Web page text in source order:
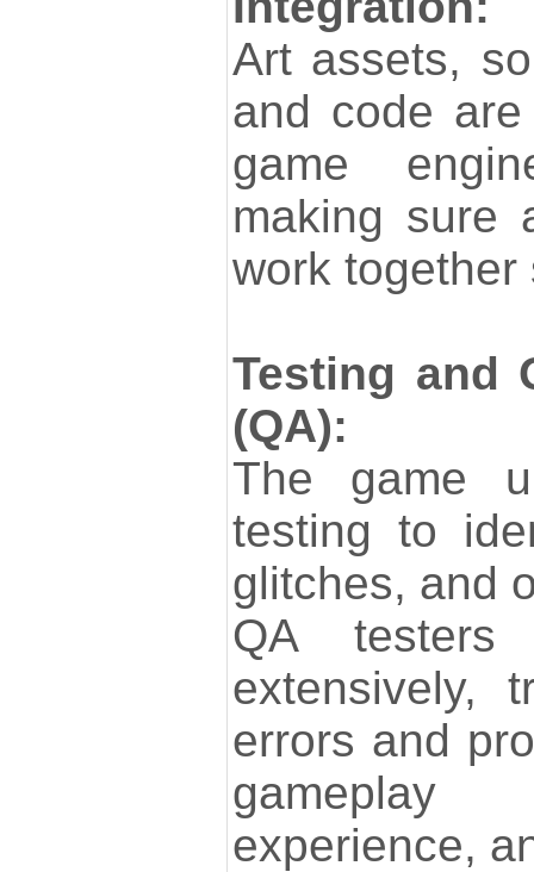
Art assets,
and code
game
making sure
work together
Testing and
(QA):
The game
testing to
glitches, and
QA
extensively,
errors and
experience,